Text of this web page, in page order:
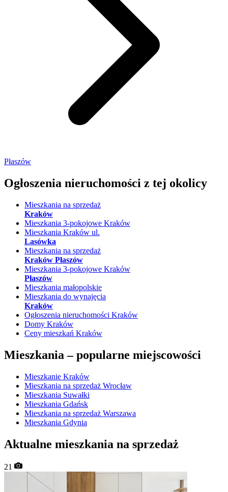
Płaszów
Ogłoszenia nieruchomości z tej okolicy
Mieszkania na sprzedaż
Kraków
Mieszkania 3-pokojowe Kraków
Mieszkania Kraków ul.
Lasówka
Mieszkania na sprzedaż
Kraków Płaszów
Mieszkania 3-pokojowe Kraków
Płaszów
Mieszkania małopolskie
Mieszkania do wynajęcia
Kraków
Ogłoszenia nieruchomości Kraków
Domy Kraków
Ceny mieszkań Kraków
Mieszkania –popularne miejscowości
Mieszkanie Kraków
Mieszkania na sprzedaż Wrocław
Mieszkania Suwałki
Mieszkania Gdańsk
Mieszkania na sprzedaż Warszawa
Mieszkania Gdynia
Aktualne mieszkania na sprzedaż
21